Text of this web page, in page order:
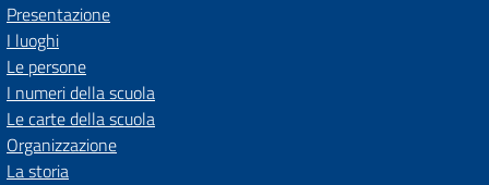
Presentazione
I luoghi
Le persone
I numeri della scuola
Le carte della scuola
Organizzazione
La storia